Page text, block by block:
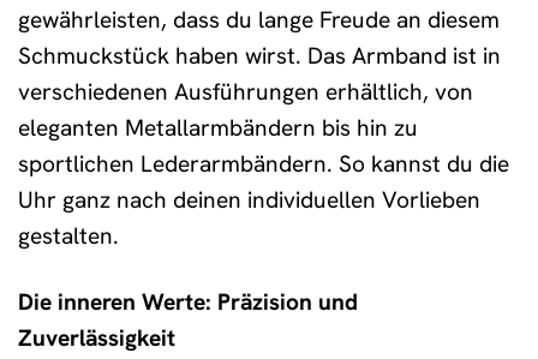
gewährleisten, dass du lange Freude an diesem
Schmuckstück haben wirst. Das Armband ist in
verschiedenen Ausführungen erhältlich, von
eleganten Metallarmbändern bis hin zu
sportlichen Lederarmbändern. So kannst du die
Uhr ganz nach deinen individuellen Vorlieben
gestalten.
Die inneren Werte: Präzision und
Zuverlässigkeit